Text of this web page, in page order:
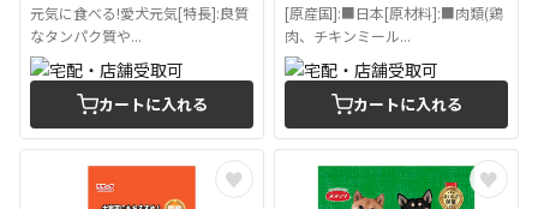
元気に食べる!愛犬元気[特長]:良質
なタンパク質や...
カートに入れる
[原産国]:■日本[原材料]:■肉類(鶏
肉、チキンミール...
カートに入れる